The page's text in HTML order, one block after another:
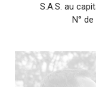
S.A.S. au
N°